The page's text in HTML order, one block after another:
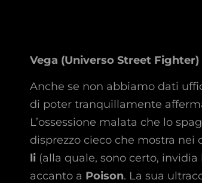
Vega (Universo Street Fighter)
Anche se non abbiamo dati
di poter tranquillamente
L’ossessione malata che lo
disprezzo cieco che mostra
li (alla quale, sono certo, invidia
accanto a Poison. La sua